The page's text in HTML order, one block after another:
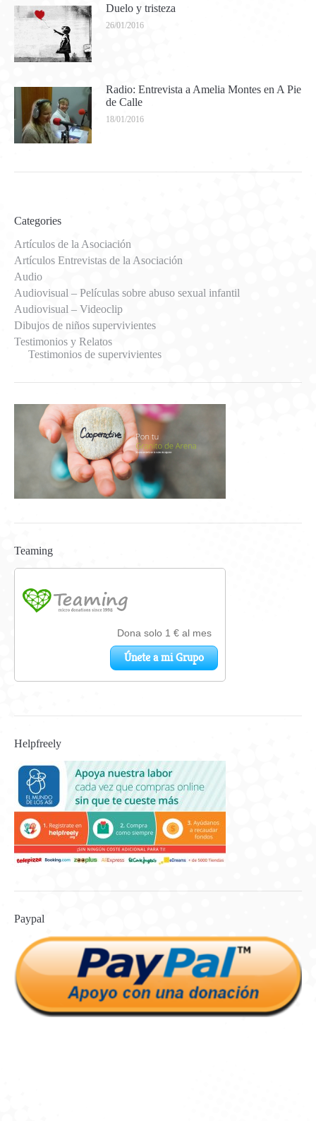
Duelo y tristeza
26/01/2016
Radio: Entrevista a Amelia Montes en A Pie
de Calle
18/01/2016
Categories
Artículos de la Asociación
Artículos Entrevistas de la Asociación
Audio
Audiovisual – Películas sobre abuso sexual infantil
Audiovisual – Videoclip
Dibujos de niños supervivientes
Testimonios y Relatos
Testimonios de supervivientes
Teaming
Helpfreely
Paypal